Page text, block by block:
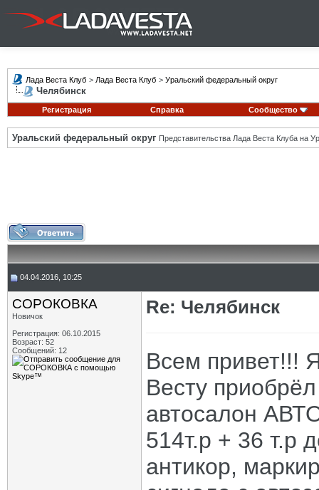
Лада Веста Клуб > Лада Веста Клуб > Уральский федеральный округ
Челябинск
Регистрация Справка Сообщество
Уральский федеральный округ Представительства Лада Веста Клуба на
04.04.2016, 10:25
СОРОКОВКА
Новичок
Регистрация: 06.10.2015
Возраст: 52
Сообщений: 12
Re: Челябинск
Всем привет!!!
Весту
автосалон
514т.р + 36 т.р
антикор,